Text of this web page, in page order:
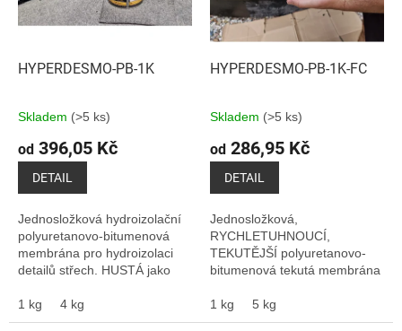
HYPERDESMO-PB-1K
Skladem (>5 ks)
od 396,05 Kč
DETAIL
Jednosložková hydroizolační
polyuretanovo-bitumenová
membrána pro hydroizolaci
detailů střech. HUSTÁ jako
základů, sklepů.
1 kg 4 kg
HYPERDESMO-PB-1K-FC
Skladem (>5 ks)
od 286,95 Kč
DETAIL
Jednosložková,
RYCHLETUHNOUCÍ,
TEKUTĚJŠÍ polyuretanovo-
bitumenová tekutá membrána
sklepů, oplechování střech,
hydroizolaci a ochranu.
1 kg 5 kg